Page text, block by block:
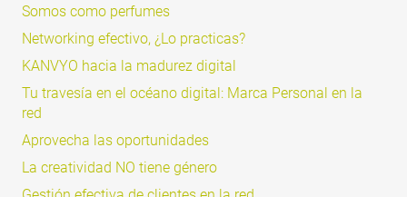
Somos como perfumes
Networking efectivo, ¿Lo practicas?
KANVYO hacia la madurez digital
Tu travesía en el océano digital: Marca Personal en la
red
Aprovecha las oportunidades
La creatividad NO tiene género